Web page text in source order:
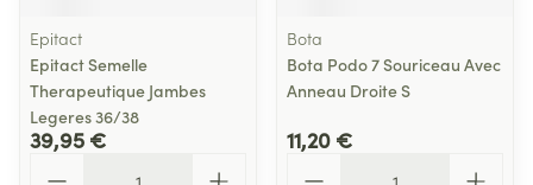
Epitact
Epitact Semelle
Therapeutique Jambes
Legeres 36/38
39,95 €
Bota
Bota Podo 7 Souriceau Avec
Anneau Droite S
11,20 €